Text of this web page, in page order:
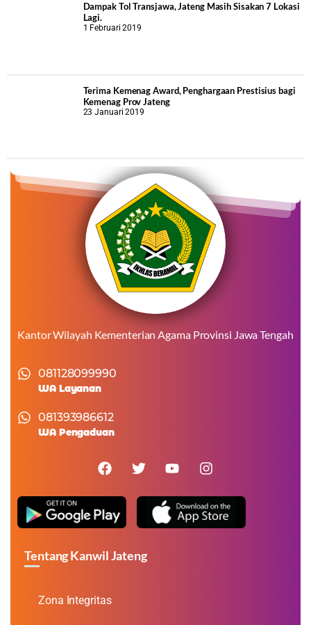
Dampak Tol Transjawa, Jateng Masih Sisakan 7 Lokasi
Lagi.
1 Februari 2019
Terima Kemenag Award, Penghargaan Prestisius bagi
Kemenag Prov Jateng
23 Januari 2019
Kantor Wilayah Kementerian Agama Provinsi Jawa Tengah
081128099990
WA Layanan
081393986612
WA Pengaduan
Tentang Kanwil Jateng
Zona Integritas